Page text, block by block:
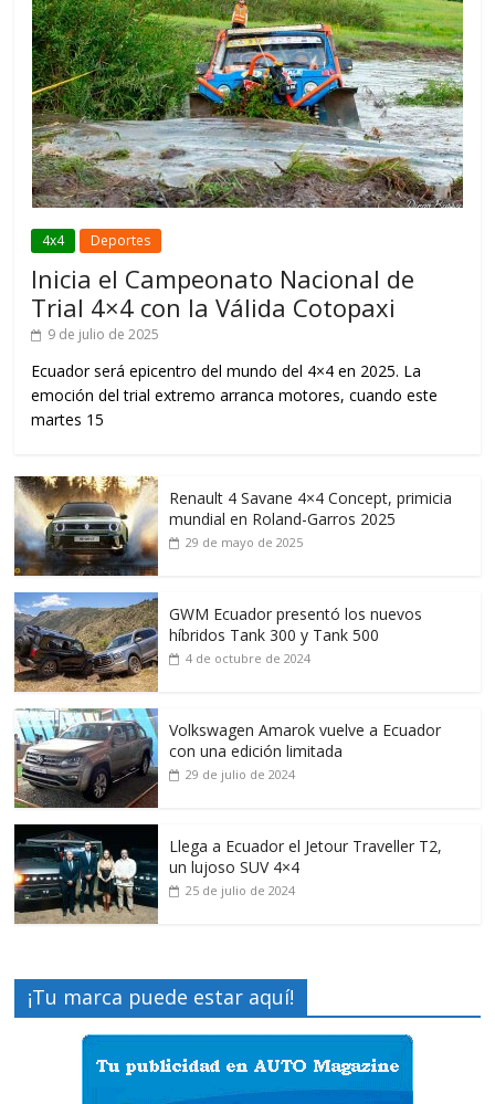
4x4 Deportes
Inicia el Campeonato Nacional de
Trial 4×4 con la Válida Cotopaxi
9 de julio de 2025
Ecuador será epicentro del mundo del 4×4 en 2025. La
emoción del trial extremo arranca motores, cuando este
martes 15
Renault 4 Savane 4×4 Concept, primicia
mundial en Roland-Garros 2025
29 de mayo de 2025
GWM Ecuador presentó los nuevos
híbridos Tank 300 y Tank 500
4 de octubre de 2024
Volkswagen Amarok vuelve a Ecuador
con una edición limitada
29 de julio de 2024
Llega a Ecuador el Jetour Traveller T2,
un lujoso SUV 4×4
25 de julio de 2024
¡Tu marca puede estar aquí!